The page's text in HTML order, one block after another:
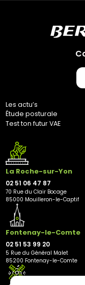
nous contacter au
70 rue du Clair Bocage
85000, Mouilleron-Le-
Les actu’s
Étude posturale
Test ton futur VAE
La Roche-sur-Yon
02 51 06 47 87
70 Rue du Clair Bocage
85000 Mouilleron-le-Captif
Fontenay-le-Comte
02 51 53 99 20
5 Rue du Général Malet
85200 Fontenay-le-Comte